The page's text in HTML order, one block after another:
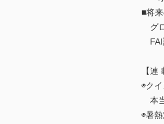
■将
グ
FAI
【連
◉ク
本
◉暑